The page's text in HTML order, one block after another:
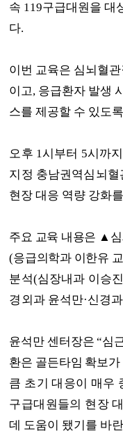
속 119구급대원을 대
다.
이번 교육은 심뇌혈
이고, 응급환자 발생
스를 제공할 수 있도
오후 1시부터 5시까
지정 충남권역심뇌혈
현장 대응 역량 강화
주요 교육 내용은 ▲
(응급의학과 이한유
분석(심장내과 이승
경외과 윤석만·신경
윤석만 센터장은“심
환은 골든타임 확보
큼 초기 대응이 매우
구급대원들의 현 장
데 도움이 됐기를 바